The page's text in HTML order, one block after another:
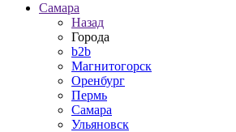
Самара
Назад
Города
b2b
Магнитогорск
Оренбург
Пермь
Самара
Ульяновск